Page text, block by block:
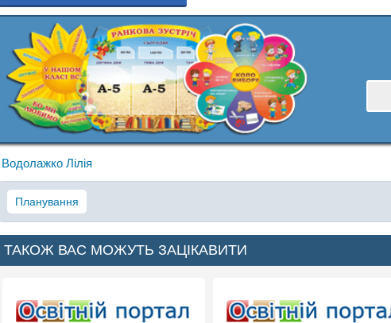
Водолажко Лілія
Планування
ТАКОЖ ВАС МОЖУТЬ ЗАЦІКАВИТИ